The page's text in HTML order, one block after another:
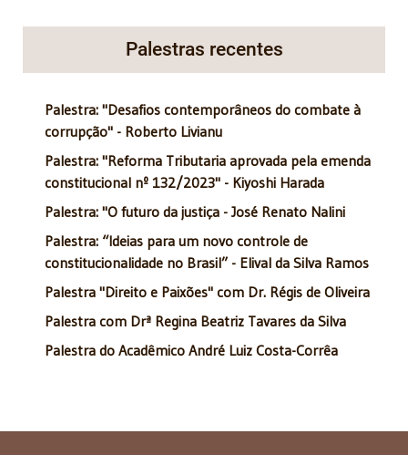
Palestras recentes
Palestra: "Desafios contemporâneos do combate à
corrupção" - Roberto Livianu
Palestra: "Reforma Tributaria aprovada pela emenda
constitucional nº 132/2023" - Kiyoshi Harada
Palestra: "O futuro da justiça - José Renato Nalini
Palestra: “Ideias para um novo controle de
constitucionalidade no Brasil” - Elival da Silva Ramos
Palestra "Direito e Paixões" com Dr. Régis de Oliveira
Palestra com Drª Regina Beatriz Tavares da Silva
Palestra do Acadêmico André Luiz Costa-Corrêa